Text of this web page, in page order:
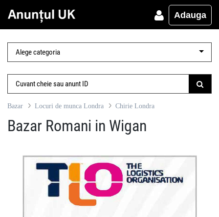
Adauga
Bazar Locuri de munca Londra Chirie Londra
Bazar Romani in Wigan